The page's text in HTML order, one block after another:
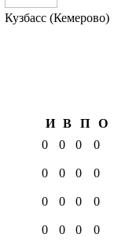
Кузбасс (Кемерово)
И В П
О
0 0 0 0
0 0 0 0
0 0 0 0
0 0 0 0